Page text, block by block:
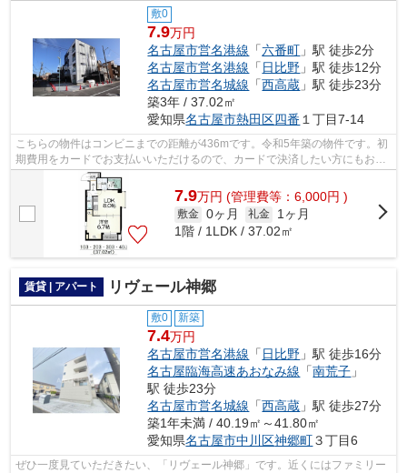
敷0
7.9万円
名古屋市営名港線 「六番町 」駅 徒歩2分
名古屋市営名港線 「 日比野 」駅 徒歩12分
名古屋市営名城線 「西高蔵 」駅 徒歩23分
築3年 / 37.02㎡
愛知県名古屋市熱田区四番 １丁目7-14
こちらの物件はコンビニまでの距離が436mです。令和5年築の物件です。初
期費用をカードでお支払いいただけるので、カードで決済したい方にもおす
すめです。こだわり派も満足できるデザ...
7.9万円 (管理費等：6,000円 )
敷金 0ヶ月 礼金
1ヶ月
1階 / 1LDK / 37.02㎡
賃貸 | アパート リヴェール神郷
敷0 新築
7.4万円
名古屋市営名港線 「 日比野 」駅 徒歩16分
名古屋臨海高速あおなみ線 「南荒子 」
駅 徒歩23分
名古屋市営名城線 「西高蔵 」駅 徒歩27分
築1年未満 / 40.19㎡～41.80㎡
愛知県名古屋市中川区神郷町３丁目6
ぜひ一度見ていただきたい、「リヴェール神郷」です。近くにはファミリー